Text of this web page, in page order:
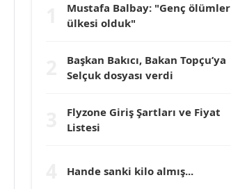
Dr. HAKAN TARTAN
Prof. Dr. YÜCEL OCAK
Mustafa Balbay: "Genç ölümler
ülkesi olduk"
Başkan Bakıcı, Bakan Topçu’ya
Selçuk dosyası verdi
Flyzone Giriş Şartları ve Fiyat
Listesi
Hande sanki kilo almış...